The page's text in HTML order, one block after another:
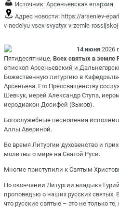
Источник: Арсеньевская епархия
Адрес новости: https://arseniev-
v-nedelyu-vsex-svyatyx-v-zemle-
14 июня 2026
Пятидесятнице, Всех святых в земле
епископ Арсеньевский и
Божественную литургию в
Арсеньева. Его Преосвященству
Шевчук, иерей Александр Ступа,
иеродиакон Досифей (Зыков).
Богослужебные песнопения
Аллы Авериной.
Во время Литургии духовенство и
молитвы о мире на Святой Руси.
Многие приступили к Святым
По окончании Литургии владыка
проповедью о наших русских святых.
что русские святые – это не только